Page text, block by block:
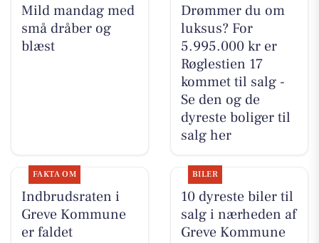
Mild mandag med
små dråber og
blæst
Drømmer du om
luksus? For
5.995.000 kr er
Røglestien 17
kommet til salg -
Se den og de
dyreste boliger til
salg her
FAKTA OM
Indbrudsraten i
Greve Kommune
er faldet
BILER
10 dyreste biler til
salg i nærheden af
Greve Kommune